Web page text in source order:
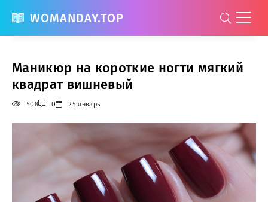
WOMANDAY.TOP
Маникюр на короткие ногти мягкий
квадрат вишневый
508 0 25 январь